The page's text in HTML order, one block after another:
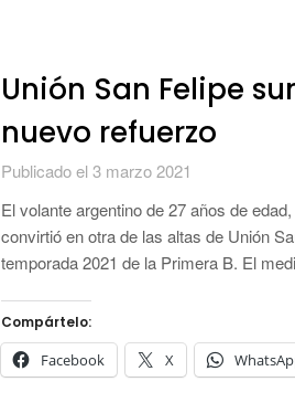
Unión San Felipe
nuevo refuerzo
Publicado el 3 marzo 2021
El volante argentino de 27 años de
convirtió en otra de las altas de Unión
temporada 2021 de la Primera B. El
Compártelo:
Facebook X